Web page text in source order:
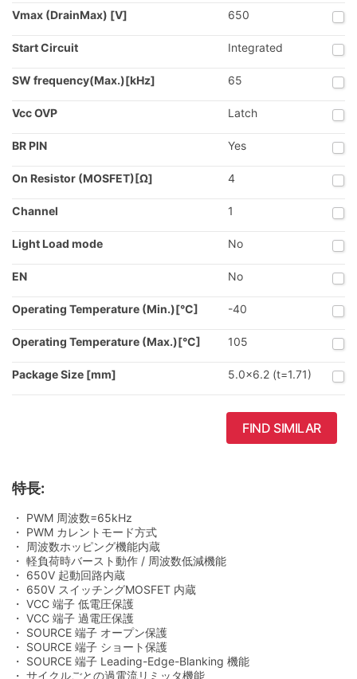
Vmax (DrainMax) [V] 650
Start Circuit Integrated
SW frequency(Max.)[kHz] 65
Vcc OVP Latch
BR PIN Yes
On Resistor (MOSFET)[Ω] 4
Channel 1
Light Load mode No
EN No
Operating Temperature (Min.)[°C] -40
Operating Temperature (Max.)[°C] 105
Package Size [mm] 5.0x6.2 (t=1.71)
FIND SIMILAR
特長:
・ PWM 周波数=65kHz
・ PWM カレントモード方式
・ 周波数ホッピング機能内蔵
・ 軽負荷時バースト動作 / 周波数低減機能
・ 650V 起動回路内蔵
・ 650V スイッチングMOSFET 内蔵
・ VCC 端子 低電圧保護
・ VCC 端子 過電圧保護
・ SOURCE 端子 オープン保護
・ SOURCE 端子 ショート保護
・ SOURCE 端子 Leading-Edge-Blanking 機能
・ サイクルごとの過電流リミッタ機能